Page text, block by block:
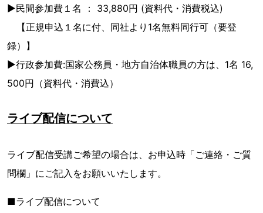
▶民間参加費１名 ： 33,880円 (資料代・消費税込)
【正規申込１名に付、同社より1名無料同行可（要登
録）】
▶行政参加費:国家公務員・地方自治体職員の方は、1名 16,
500円（資料代・消費込）
ライブ配信について
ライブ配信受講ご希望の場合は、お申込時「ご連絡・ご質
問欄」にご記入をお願いいたします。
■ライブ配信について